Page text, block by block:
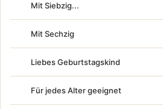
Mit Siebzig...
Mit Sechzig
Liebes Geburtstagskind
Für jedes Alter geeignet